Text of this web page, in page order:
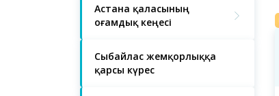
Астана қаласының
Қоғамдық кеңесі
Сыбайлас жемқорлыққа
қарсы күрес